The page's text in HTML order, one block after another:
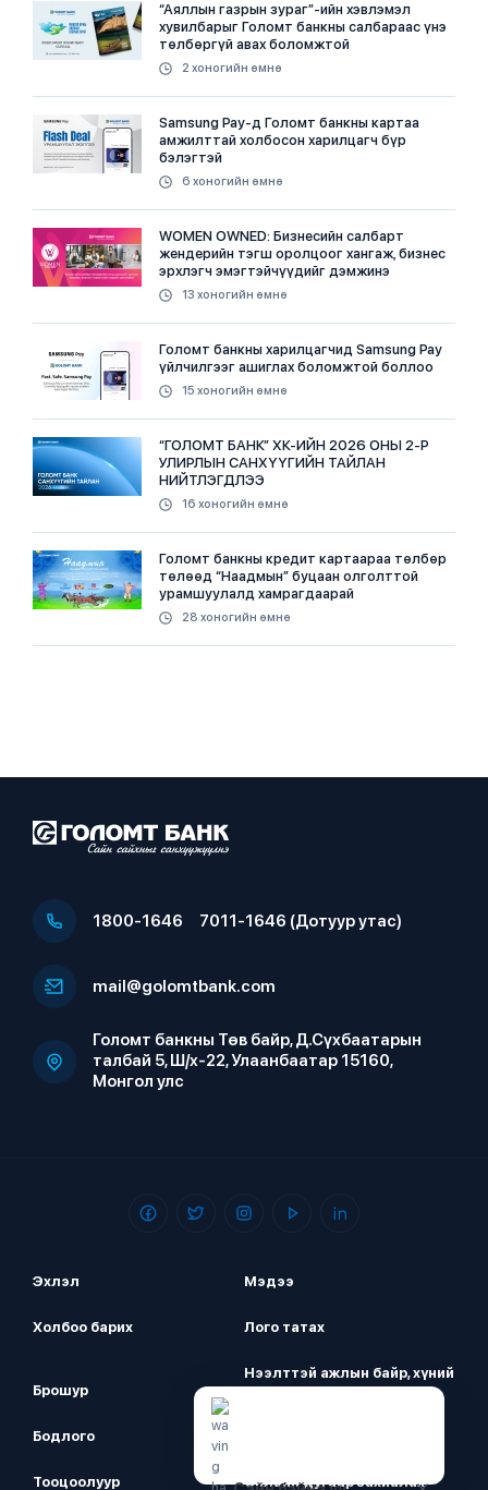
“Аяллын газрын зураг”-ийн хэвлэмэл
хувилбарыг Голомт банкны салбараас үнэ
төлбөргүй авах боломжтой
2 хоногийн өмнө
Samsung Pay-д Голомт банкны картаа
амжилттай холбосон харилцагч бүр
бэлэгтэй
6 хоногийн өмнө
WOMEN OWNED: Бизнесийн салбарт
жендерийн тэгш оролцоог хангаж, бизнес
эрхлэгч эмэгтэйчүүдийг дэмжинэ
13 хоногийн өмнө
Голомт банкны харилцагчид Samsung Pay
үйлчилгээг ашиглах боломжтой боллоо
15 хоногийн өмнө
“ГОЛОМТ БАНК” ХК-ИЙН 2026 ОНЫ 2-Р
УЛИРЛЫН САНХҮҮГИЙН ТАЙЛАН
НИЙТЛЭГДЛЭЭ
16 хоногийн өмнө
Голомт банкны кредит картаараа төлбөр
төлөөд “Наадмын” буцаан олголттой
урамшуулалд хамрагдаарай
28 хоногийн өмнө
1800-1646 7011-1646 (Дотуур утас)
mail@golomtbank.com
Голомт банкны Төв байр, Д.Сүхбаатарын
талбай 5, Ш/х-22, Улаанбаатар 15160,
Монгол улс
Эхлэл Мэдээ
Холбоо барих Лого татах
Брошур
Нээлттэй ажлын байр, хүний
нөөц
Бодлого
Тооцоолуур Онлайн дугаар захиалах